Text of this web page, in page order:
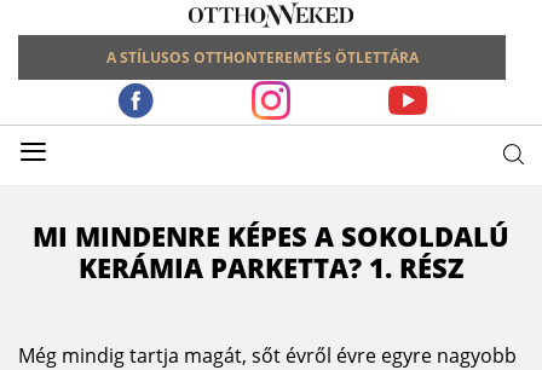
A STÍLUSOS OTTHONTEREMTÉS ÖTLETTÁRA
≡
MI MINDENRE KÉPES A SOKOLDALÚ
KERÁMIA PARKETTA? 1. RÉSZ
Még mindig tartja magát, sőt évről évre egyre nagyobb